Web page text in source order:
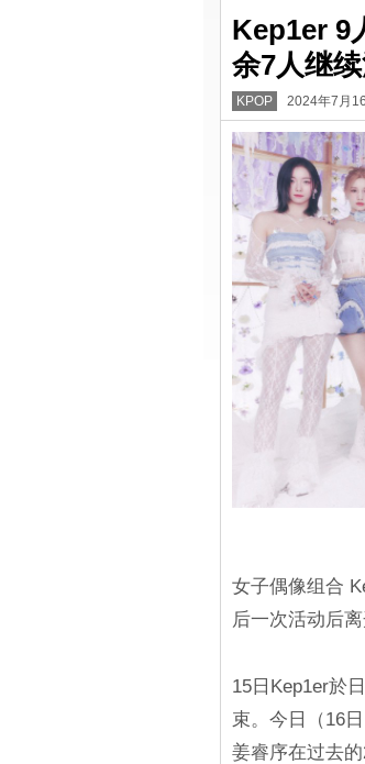
Kep1er 9
余7人继
KPOP 2024年7月
女子偶像组合
后一次活动后离
15日Kep1er於
束。今日（16
姜睿序在过去